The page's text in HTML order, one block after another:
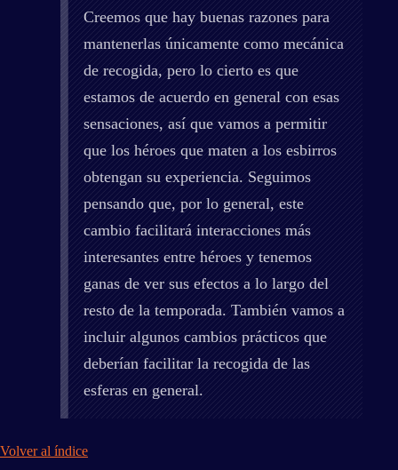
Creemos que hay buenas razones para
mantenerlas únicamente como mecánica
de recogida, pero lo cierto es que
estamos de acuerdo en general con esas
sensaciones, así que vamos a permitir
que los héroes que maten a los esbirros
obtengan su experiencia. Seguimos
pensando que, por lo general, este
cambio facilitará interacciones más
interesantes entre héroes y tenemos
ganas de ver sus efectos a lo largo del
resto de la temporada. También vamos a
incluir algunos cambios prácticos que
deberían facilitar la recogida de las
esferas en general.
Volver al índice